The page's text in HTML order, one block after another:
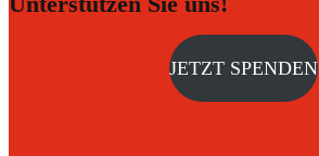
JETZT SPENDEN